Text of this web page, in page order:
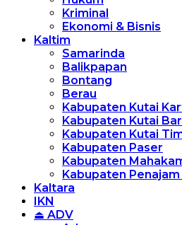
Kriminal
Ekonomi & Bisnis
Kaltim
Samarinda
Balikpapan
Bontang
Berau
Kabupaten Kutai
Kabupaten Kutai
Kabupaten Kutai
Kabupaten Paser
Kabupaten
Kabupaten
Kaltara
IKN
⏏ ADV